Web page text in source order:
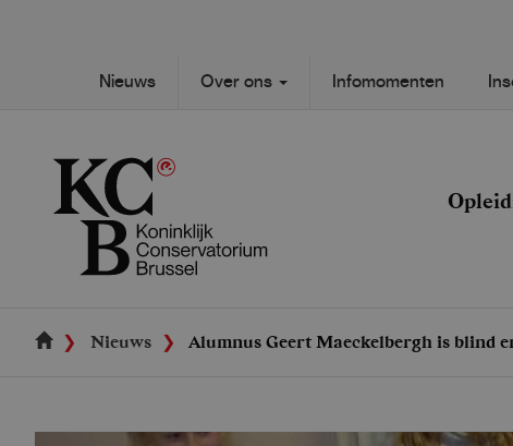
Secondary
navigation
Nieuws Over ons Infomomenten
navigation
Nieuws Alumnus Geert Maeckelbergh is blind